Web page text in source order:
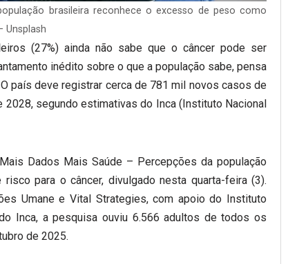
brasileira reconhece o excesso de peso como
Unsplash
(27%) ainda não sabe que o câncer pode ser
inédito sobre o que a população sabe, pensa
país deve registrar cerca de 781 mil novos casos de
2028, segundo estimativas do Inca (Instituto Nacional
Dados Mais Saúde – Percepções da população
para o câncer, divulgado nesta quarta-feira (3).
Umane e Vital Strategies, com apoio do Instituto
Inca, a pesquisa ouviu 6.566 adultos de todos os
de 2025.